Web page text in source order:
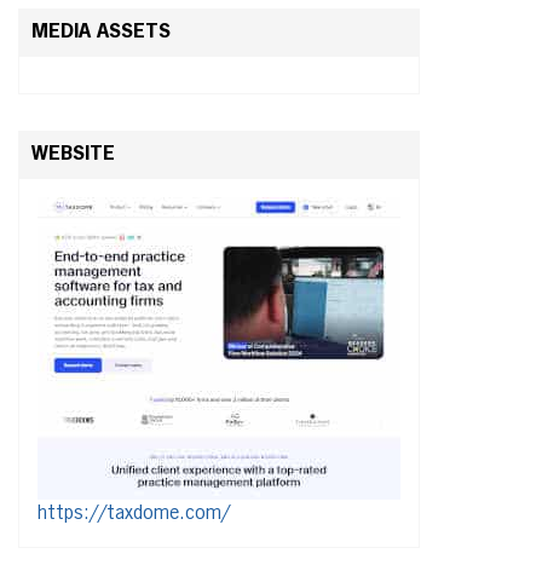
MEDIA ASSETS
WEBSITE
https://taxdome.com/